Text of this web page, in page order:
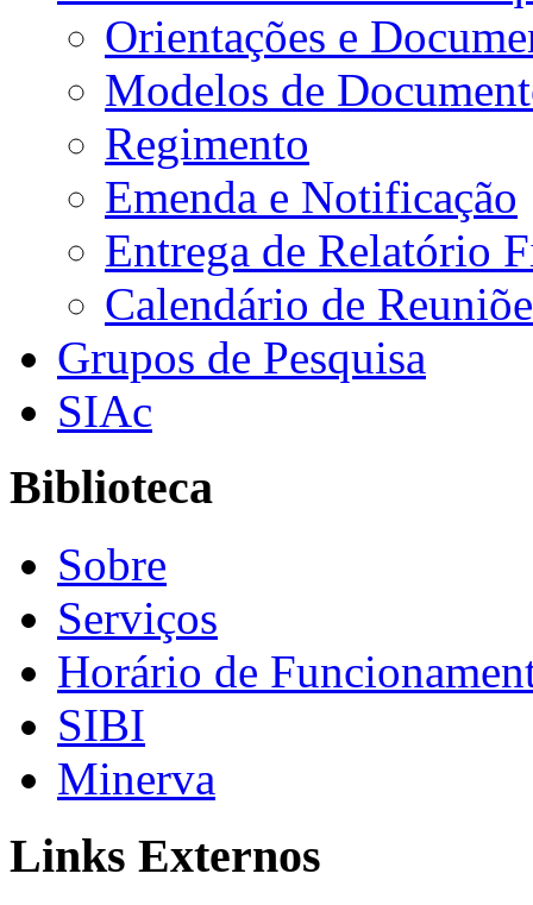
Orientações e
Modelos de
Regimento
Emenda e Notificação
Entrega de Relatório
Calendário de
Grupos de Pesquisa
SIAc
Biblioteca
Sobre
Serviços
Horário de
SIBI
Minerva
Links Externos